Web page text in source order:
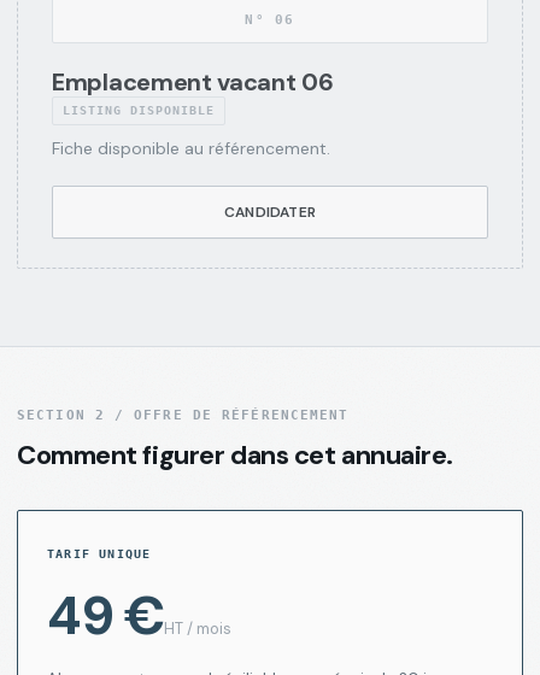
N° 06
Emplacement vacant 06
LISTING DISPONIBLE
Fiche disponible au référencement.
CANDIDATER
SECTION 2 / OFFRE DE RÉFÉRENCEMENT
Comment figurer dans cet annuaire.
TARIF UNIQUE
49 €HT / mois